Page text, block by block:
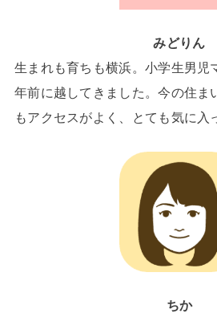
みどりん
生まれも育ちも横浜。小学生男児
年前に越してきました。今の住ま
もアクセスがよく、とても気に入
ちか